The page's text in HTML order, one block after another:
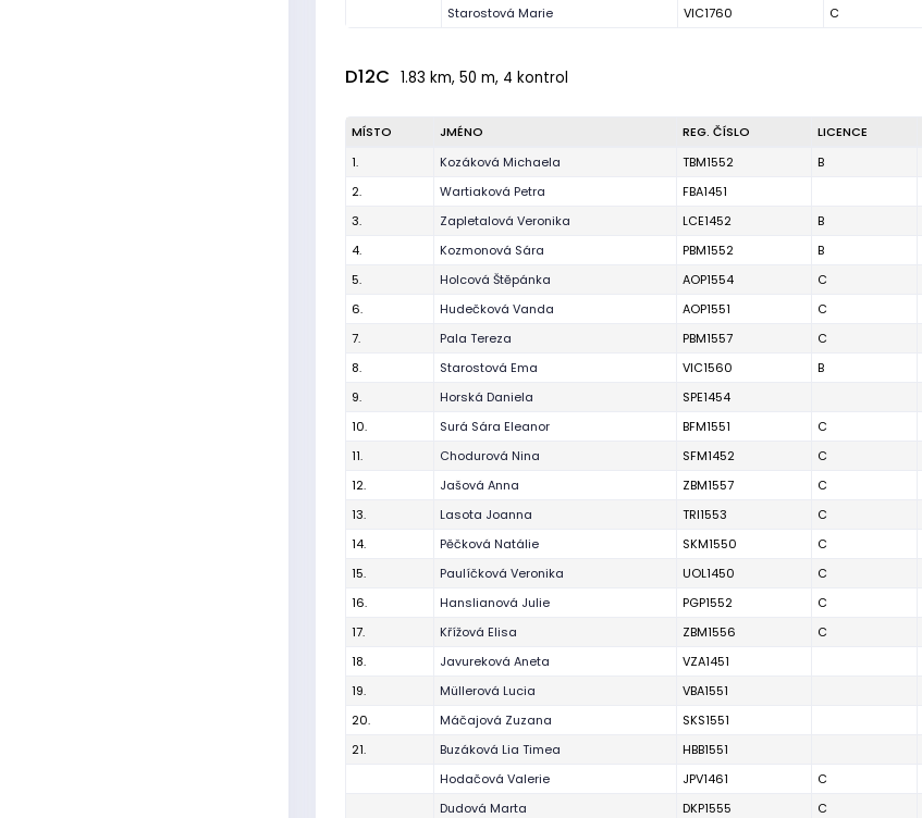
Starostová Marie
VIC1760 C
D12C 1.83 km, 50 m, 4 kontrol
MÍSTO JMÉNO REG. ČÍSLO LICENCE
1.
Kozáková Michaela TBM1552 B
2.
Wartiaková Petra FBA1451
3.
Zapletalová Veronika LCE1452 B
4.
Kozmonová Sára PBM1552 B
5.
Holcová Štěpánka AOP1554 C
6.
Hudečková Vanda AOP1551 C
7.
Pala Tereza PBM1557 C
8.
Starostová Ema VIC1560 B
9.
Horská Daniela SPE1454
10.
Surá Sára Eleanor BFM1551 C
11.
Chodurová Nina SFM1452 C
12.
Jašová Anna ZBM1557 C
13.
Lasota Joanna TRI1553 C
14.
Pěčková Natálie SKM1550 C
15.
Paulíčková Veronika UOL1450 C
16.
Hanslianová Julie PGP1552 C
17.
Křížová Elisa ZBM1556 C
18.
Javureková Aneta VZA1451
19.
Müllerová Lucia VBA1551
20.
Máčajová Zuzana SKS1551
21.
Buzáková Lia Timea HBB1551
Hodačová Valerie
JPV1461 C
Dudová Marta
DKP1555 C